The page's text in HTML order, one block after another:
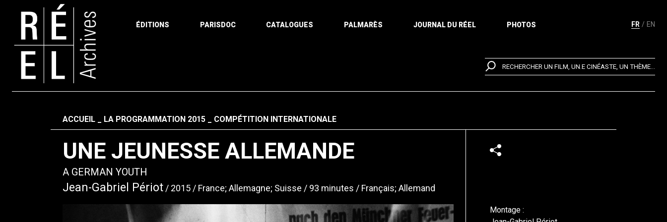
FR EN
ÉDITIONS PARISDOC CATALOGUES PALMARÈS JOURNAL DU RÉEL PHOTOS
RECHERCHER UN FILM, UN.E CINÉASTE, UN THÈME...
Fil d'ariane
ACCUEIL LA PROGRAMMATION 2015 COMPÉTITION INTERNATIONALE
UNE JEUNESSE ALLEMANDE
A GERMAN YOUTH
Jean-Gabriel Périot 2015 France; Allemagne; Suisse 93 minutes Français; Allemand
Montage :